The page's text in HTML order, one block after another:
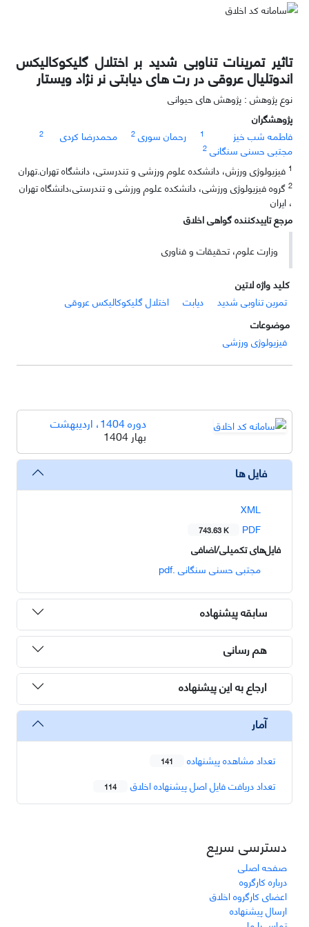
تاثیر تمرینات تناوبی شدید بر اختلال گلیکوکالیکس
اندوتلیال عروقی در رت های دیابتی نر نژاد ویستار
نوع پژوهش : پژوهش های حیوانی
پژوهشگران
فاطمه شب خیز
1 رحمان سوری 2 محمدرضا کردی 2
مجتبی حسنی سنگانی 2
1 فیزیولوژی ورزش، دانشکده علوم ورزشی و تندرستی، دانشگاه تهران.تهران
2 گروه فیزیولوژی ورزشی، دانشکده علوم ورزشی و تندرستی،دانشگاه تهران
، ایران
مرجع تاییدکننده گواهی اخلاق
وزارت علوم، تحقیقات و فناوری
کلید واژه لاتین
تمرین تناوبی شدید
دیابت
اختلال گلیکوکالیکس عروقی
موضوعات
فیزیولوژی ورزشی
دوره 1404، اردیبهشت
بهار 1404
فایل ها
XML
PDF
743.63 K
فایل‌های تکمیلی/اضافی
مجتبی حسنی سنگانی .pdf
سابقه پیشنهاده
هم رسانی
ارجاع به این پیشنهاده
آمار
تعداد مشاهده پیشنهاده 141
تعداد دریافت فایل اصل پیشنهاده اخلاق 114
دسترسی سریع
صفحه اصلی
درباره کارگروه
اعضای کارگروه اخلاق
ارسال پیشنهاده